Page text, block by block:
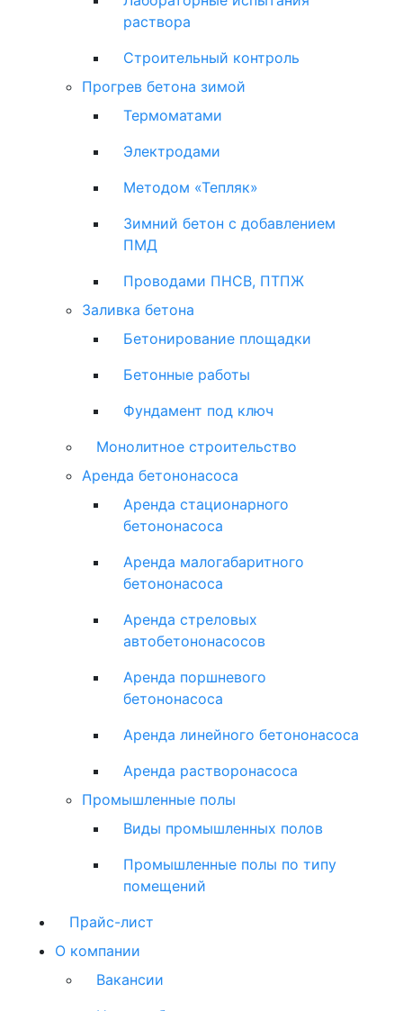
раствора
Строительный контроль
Прогрев бетона зимой
Термоматами
Электродами
Методом «Тепляк»
Зимний бетон с добавлением
ПМД
Проводами ПНСВ, ПТПЖ
Заливка бетона
Бетонирование площадки
Бетонные работы
Фундамент под ключ
Монолитное строительство
Аренда бетононасоса
Аренда стационарного
бетононасоса
Аренда малогабаритного
бетононасоса
Аренда стреловых
автобетононасосов
Аренда поршневого
бетононасоса
Аренда линейного бетононасоса
Аренда растворонасоса
Промышленные полы
Виды промышленных полов
Промышленные полы по типу
помещений
Прайс-лист
О компании
Вакансии